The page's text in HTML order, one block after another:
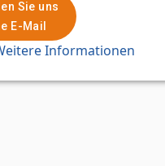
Sie uns
E-Mail
Informationen